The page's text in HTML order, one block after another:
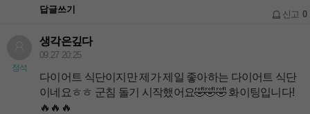
답글쓰기 신고 0
정석
생각은깊다
09.27 20:25
다이어트 식단이지만 제가 제일 좋아하는 다이어트 식단
이네요ㅎㅎ 군침 돌기 시작했어요🤣🤣🤣 화이팅입니다!
🔥🔥🔥